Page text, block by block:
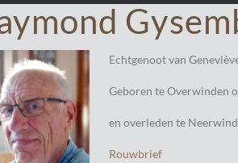
Echtgenoot van
Geboren te Overwinden
en overleden te
Rouwbrief